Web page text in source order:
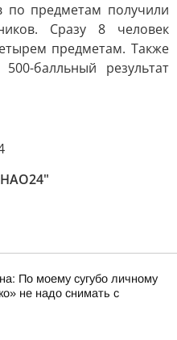
предметам получили
Сразу 8 человек
предметам. Также
балльный результат
По моему сугубо личному
не надо снимать с